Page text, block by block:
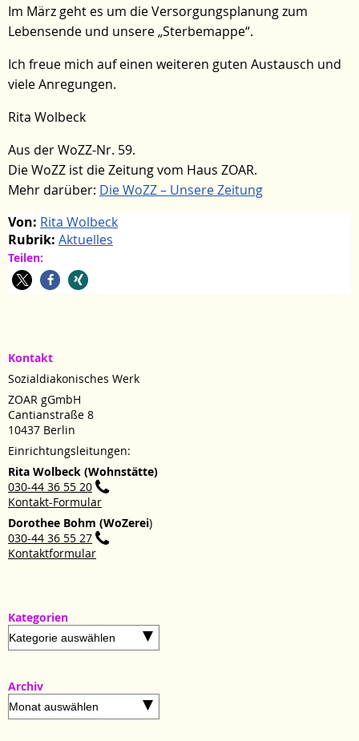
Im März geht es um die Versorgungsplanung zum
Lebensende und unsere „Sterbemappe“.
Ich freue mich auf einen weiteren guten Austausch und
viele Anregungen.
Rita Wolbeck
Aus der WoZZ-Nr. 59.
Die WoZZ ist die Zeitung vom Haus ZOAR.
Mehr darüber: Die WoZZ – Unsere Zeitung
Von: Rita Wolbeck
Rubrik: Aktuelles
Teilen:
Kontakt
Sozialdiakonisches Werk
ZOAR gGmbH
Cantianstraße 8
10437 Berlin
Einrichtungsleitungen:
Rita Wolbeck (Wohnstätte)
030-44 36 55 20
Kontakt-Formular
Dorothee Bohm (WoZerei)
030-44 36 55 27
Kontaktformular
Kategorien
Kategorien
Archiv
Archiv